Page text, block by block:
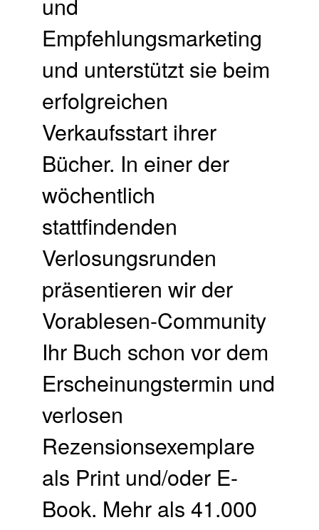
Empfehlungsmarketing
und unterstützt sie beim
erfolgreichen
Verkaufsstart ihrer
Bücher. In einer der
wöchentlich
stattfindenden
Verlosungsrunden
präsentieren wir der
Vorablesen-Community
Ihr Buch schon vor dem
Erscheinungstermin und
verlosen
Rezensionsexemplare
als Print und/oder E-
Book. Mehr als 41.000